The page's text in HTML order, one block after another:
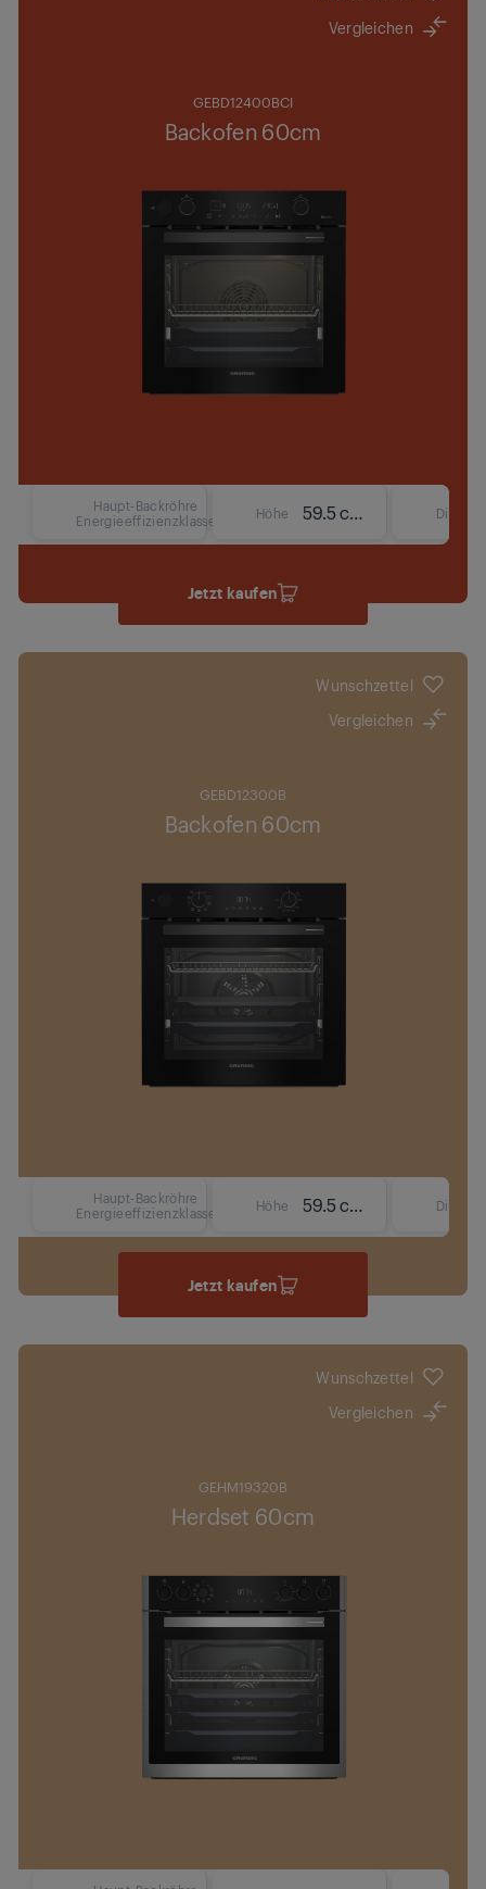
Vergleichen
GEBD12400BCI
Backofen 60cm
Haupt-Backröhre
Energieeffizienzklasse
Höhe 59.5 cm
Jetzt kaufen
Wunschzettel
Vergleichen
GEBD12300B
Backofen 60cm
Haupt-Backröhre
Energieeffizienzklasse
Höhe 59.5 cm
Jetzt kaufen
Wunschzettel
Vergleichen
GEHM19320B
Herdset 60cm